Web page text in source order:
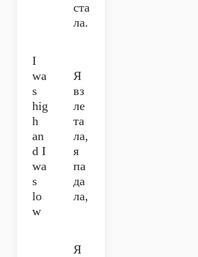
ста
ла.
I
wa
s
hig
h
an
d I
wa
s
lo
w
Я
вз
ле
та
ла,
я
па
да
ла,
Я